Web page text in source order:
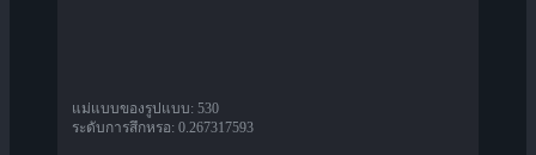
แม่แบบของรูปแบบ: 530
ระดับการสึกหรอ: 0.267317593